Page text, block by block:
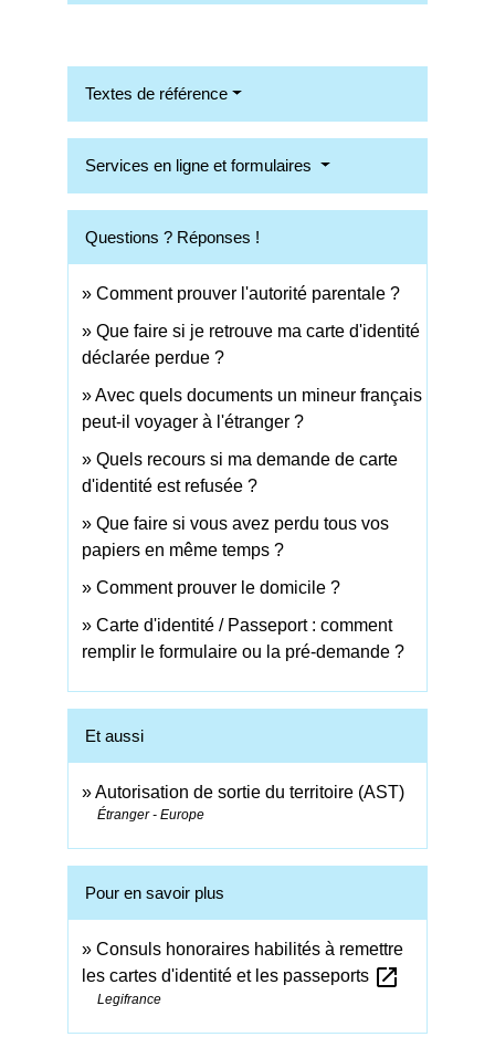
Textes de référence
Services en ligne et formulaires
Questions ? Réponses !
Comment prouver l'autorité parentale ?
Que faire si je retrouve ma carte d'identité
déclarée perdue ?
Avec quels documents un mineur français
peut-il voyager à l'étranger ?
Quels recours si ma demande de carte
d'identité est refusée ?
Que faire si vous avez perdu tous vos
papiers en même temps ?
Comment prouver le domicile ?
Carte d'identité / Passeport : comment
remplir le formulaire ou la pré-demande ?
Et aussi
Autorisation de sortie du territoire (AST)
Étranger - Europe
Pour en savoir plus
Consuls honoraires habilités à remettre
les cartes d'identité et les passeports open_in_new
Legifrance